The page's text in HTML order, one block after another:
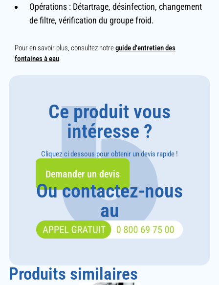
Opérations : Détartrage, désinfection, changement
de filtre, vérification du groupe froid.
Pour en savoir plus, consultez notreguide d'entretien des
fontaines à eau.
Ce produit vous
intéresse ?
Cliquez ci dessous pour obtenir un devis rapide !
Demander un devis
Ou contactez-nous
au
Produits similaires